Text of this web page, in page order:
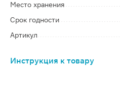
Место хранения
Срок годности
Артикул
Инструкция к товару